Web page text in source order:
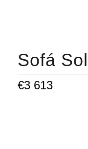
Sofá
€3 613